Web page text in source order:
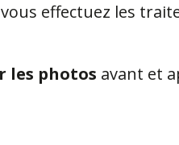
effectuez les
les photos avant et